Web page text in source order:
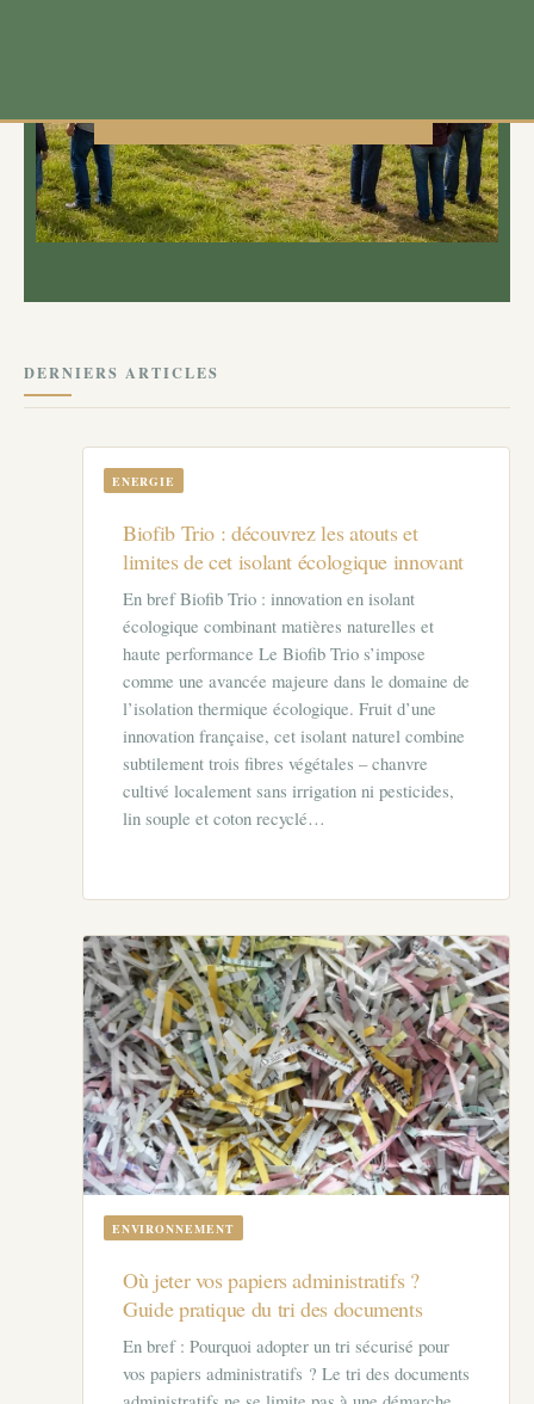
DERNIERS ARTICLES
ENERGIE
Biofib Trio : découvrez les atouts et
limites de cet isolant écologique innovant
En bref Biofib Trio : innovation en isolant
écologique combinant matières naturelles et
haute performance Le Biofib Trio s’impose
comme une avancée majeure dans le domaine de
l’isolation thermique écologique. Fruit d’une
innovation française, cet isolant naturel combine
subtilement trois fibres végétales – chanvre
cultivé localement sans irrigation ni pesticides,
lin souple et coton recyclé…
ENVIRONNEMENT
Où jeter vos papiers administratifs ?
Guide pratique du tri des documents
En bref : Pourquoi adopter un tri sécurisé pour
vos papiers administratifs ? Le tri des documents